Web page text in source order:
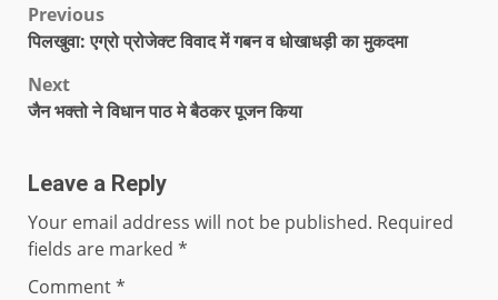
Previous
पिलखुवा: एग्रो प्रोजेक्ट विवाद में गबन व धोखाधड़ी का मुकदमा
Next
जैन भक्तो ने विधान पाठ मे बैठकर पूजन किया
Leave a Reply
Your email address will not be published. Required
fields are marked *
Comment*